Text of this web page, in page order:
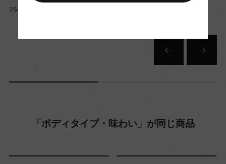
年間生産量
55hl/ha
樹齢
750ml, 16,200 yen
「ボディタイプ・味わい」が同じ商品